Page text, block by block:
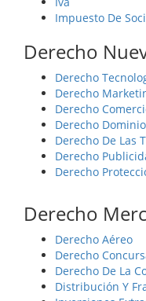
Impuesto De
Derecho
Derecho
Derecho
Derecho
Derecho
Derecho De Las
Derecho
Derecho
Derecho
Derecho Aéreo
Derecho
Derecho De La
Distribución Y